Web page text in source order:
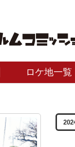
ロケ地一覧